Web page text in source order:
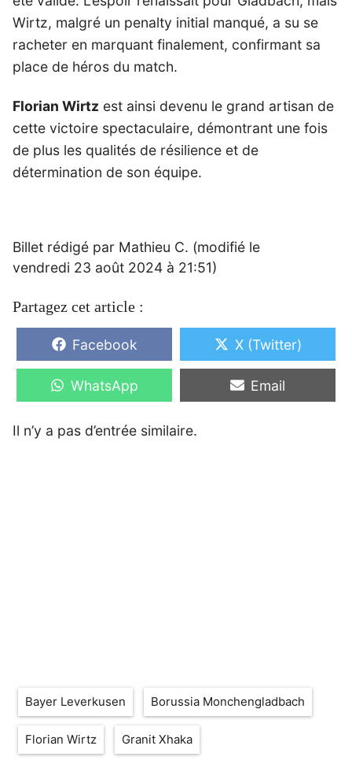
Wirtz, malgré un penalty initial manqué, a su se
racheter en marquant finalement, confirmant sa
place de héros du match.
Florian Wirtz est ainsi devenu le grand artisan de
cette victoire spectaculaire, démontrant une fois
de plus les qualités de résilience et de
détermination de son équipe.
Billet rédigé par Mathieu C. (modifié le
vendredi 23 août 2024 à 21:51)
Partagez cet article :
Share
on
Facebook
Share
on
X (Twitter)
Share
on
WhatsApp
Share
on
Email
Il n’y a pas d’entrée similaire.
Étiquettes
Bayer Leverkusen
Borussia Monchengladbach
Florian Wirtz Granit Xhaka